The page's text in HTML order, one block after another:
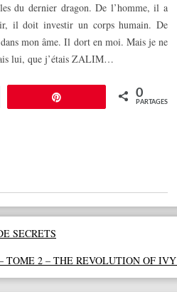
du dernier dragon. De l’homme, il a
il doit investir un corps humain. De
mon âme. Il dort en moi. Mais je ne
lui, que j’étais ZALIM…
0
PARTAGES
SECRETS
TOME 2 – THE REVOLUTION OF IVY